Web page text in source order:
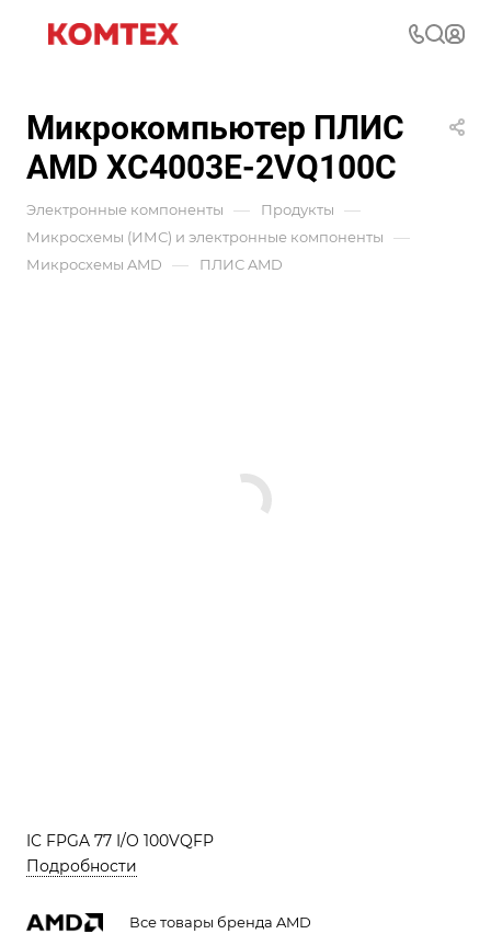
Микрокомпьютер ПЛИС
AMD XC4003E-2VQ100C
Электронные компоненты — Продукты —
Микросхемы (ИМС) и электронные компоненты —
Микросхемы AMD — ПЛИС AMD
IC FPGA 77 I/O 100VQFP
Подробности
Все товары бренда AMD